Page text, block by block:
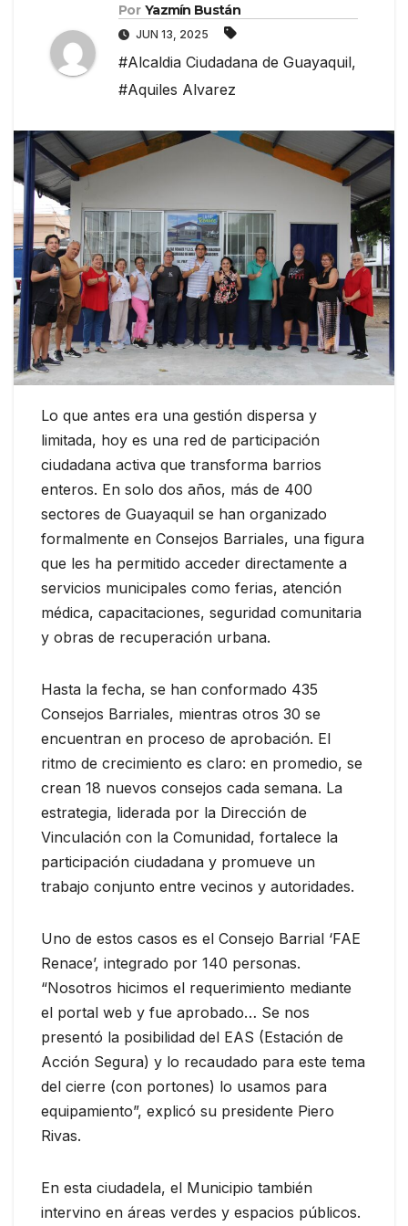
Por Yazmín Bustán
JUN 13, 2025
#Alcaldia Ciudadana de Guayaquil,
#Aquiles Alvarez
Lo que antes era una gestión dispersa y
limitada, hoy es una red de participación
ciudadana activa que transforma barrios
enteros. En solo dos años, más de 400
sectores de Guayaquil se han organizado
formalmente en Consejos Barriales, una figura
que les ha permitido acceder directamente a
servicios municipales como ferias, atención
médica, capacitaciones, seguridad comunitaria
y obras de recuperación urbana.
Hasta la fecha, se han conformado 435
Consejos Barriales, mientras otros 30 se
encuentran en proceso de aprobación. El
ritmo de crecimiento es claro: en promedio, se
crean 18 nuevos consejos cada semana. La
estrategia, liderada por la Dirección de
Vinculación con la Comunidad, fortalece la
participación ciudadana y promueve un
trabajo conjunto entre vecinos y autoridades.
Uno de estos casos es el Consejo Barrial ‘FAE
Renace’, integrado por 140 personas.
“Nosotros hicimos el requerimiento mediante
el portal web y fue aprobado… Se nos
presentó la posibilidad del EAS (Estación de
Acción Segura) y lo recaudado para este tema
del cierre (con portones) lo usamos para
equipamiento”, explicó su presidente Piero
Rivas.
En esta ciudadela, el Municipio también
intervino en áreas verdes y espacios públicos.